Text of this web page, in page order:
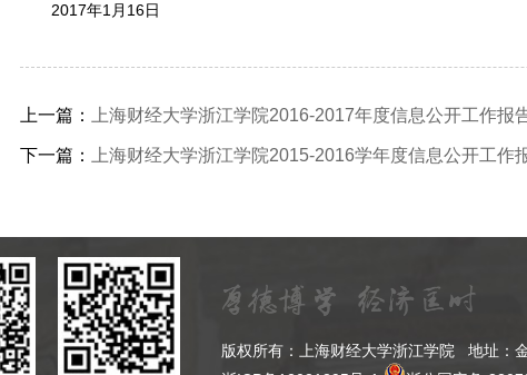
2017年1月16日
上一篇： 上海财经大学浙江学院2016-2017年度信息公开工作报
下一篇： 上海财经大学浙江学院2015-2016学年度信息公开工作
版权所有：上海财经大学浙江学院 地址：